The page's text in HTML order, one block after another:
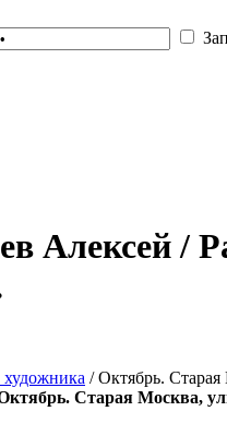
Алексей /
/ Октябрь.
Старая Москва,